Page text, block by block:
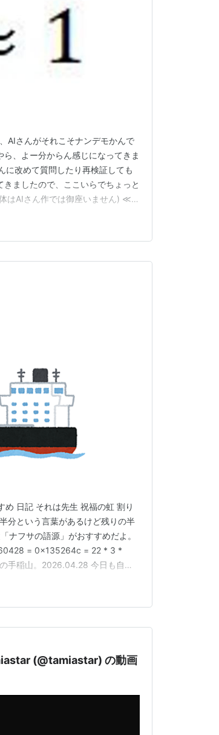
さんがそれこそナンデモかんで
、よー分からん感じになってきま
に改めて質問したり再検証しても
ましたので、ここいらでちょっと
はAIさん作では御座いません) ≪２
当然、正整数ですね。 candy-
日記 それは先生 祝福の虹 割り
分という言葉があるけど残りの半
ナフサの語源」がおすすめだよ。
= 0x135264c = 22 * 3 *
手稲山。2026.04.28 今日も自転
(@tamiastar) の動画